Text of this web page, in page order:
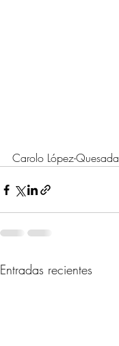
Carolo López-Quesada
Entradas recientes